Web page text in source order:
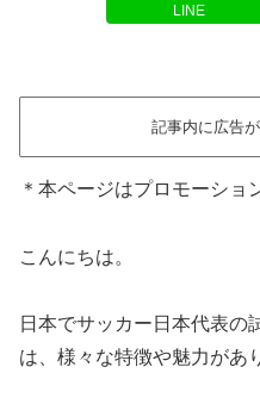
LINE
記事内に広告
＊本ページはプロモーショ
こんにちは。
日本でサッカー日本代表の
は、様々な特徴や魅力があ